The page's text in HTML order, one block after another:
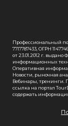
Профессиональный
7717787433, ОГРН
от 23.01.2012 г. выдано
информационных
Оперативная
Новости, рыночная
Вебинары, тренинги.
ссылка на портал
содержать